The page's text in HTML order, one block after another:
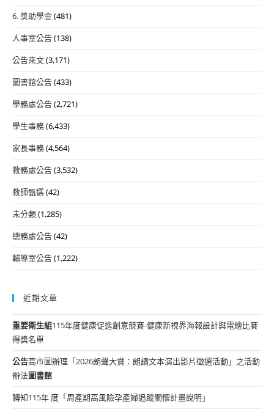
6. 獎助學金(481)
人事室公告(138)
公告來文(3,171)
圖書館公告(433)
學務處公告(2,721)
學生事務(6,433)
家長事務(4,564)
教務處公告(3,532)
教師甄選(42)
未分類(1,285)
總務處公告(42)
輔導室公告(1,222)
近期文章
重要衛生組115年度健康促進創意競賽-健康新視界海報設計與電繪比賽
得獎名單
公告高市圖辦理「2026朗聲大賞：朗讀文本演出影片徵選活動」之活動
辦法圖書館
轉知115年 度「周產期高風險孕產婦追蹤關懷計畫說明」